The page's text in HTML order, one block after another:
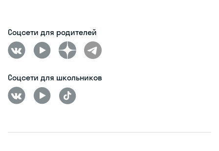
Соцсети для родителей
Соцсети для школьников